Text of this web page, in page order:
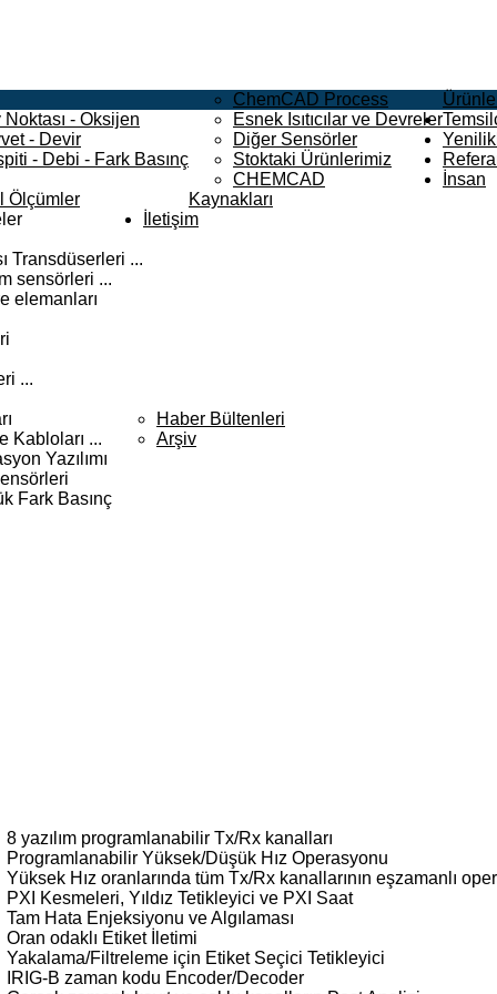
- Oksijen
- Devir
- Debi - Fark Basınç
Ölçümler
ChemCAD Process
Esnek Isıtıcılar ve Devreler
Diğer Sensörler
Stoktaki Ürünlerimiz
CHEMCAD
Transdüserleri ...
sensörleri ...
elemanları
...
Kabloları ...
Yazılımı
Fark Basınç
Haber Bültenleri
Arşiv
İnsan
Kaynakları
İletişim
8 yazılım programlanabilir Tx/Rx kanalları
Programlanabilir Yüksek/Düşük Hız Operasyonu
Yüksek Hız oranlarında tüm Tx/Rx kanallarının eşzamanlı
PXI Kesmeleri, Yıldız Tetikleyici ve PXI Saat
Tam Hata Enjeksiyonu ve Algılaması
Oran odaklı Etiket İletimi
Yakalama/Filtreleme için Etiket Seçici Tetikleyici
IRIG-B zaman kodu Encoder/Decoder